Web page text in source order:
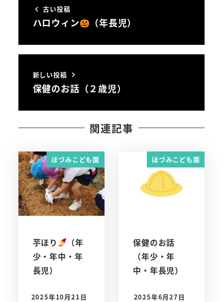
古い投稿
ハロウィン （年長児）
新しい投稿
保健のお話（２歳児）
関連記事
ほづみこども園
芋ほり
（年
少・年中・年
長児）
2025年10月21日
ほづみこども園
保健のお話
（年少・年
中・年長児）
2025年6月27日